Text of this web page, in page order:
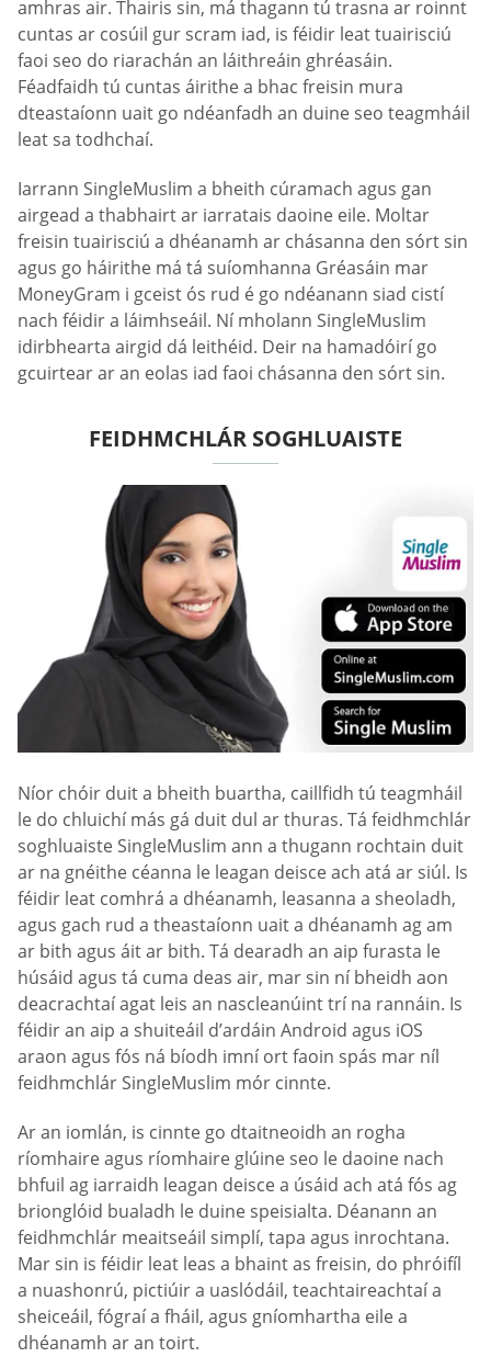
amhras air. Thairis sin, má thagann tú trasna ar roinnt
cuntas ar cosúil gur scram iad, is féidir leat tuairisciú
faoi seo do riarachán an láithreáin ghréasáin.
Féadfaidh tú cuntas áirithe a bhac freisin mura
dteastaíonn uait go ndéanfadh an duine seo teagmháil
leat sa todhchaí.
Iarrann SingleMuslim a bheith cúramach agus gan
airgead a thabhairt ar iarratais daoine eile. Moltar
freisin tuairisciú a dhéanamh ar chásanna den sórt sin
agus go háirithe má tá suíomhanna Gréasáin mar
MoneyGram i gceist ós rud é go ndéanann siad cistí
nach féidir a láimhseáil. Ní mholann SingleMuslim
idirbhearta airgid dá leithéid. Deir na hamadóirí go
gcuirtear ar an eolas iad faoi chásanna den sórt sin.
FEIDHMCHLÁR SOGHLUAISTE
Níor chóir duit a bheith buartha, caillfidh tú teagmháil
le do chluichí más gá duit dul ar thuras. Tá feidhmchlár
soghluaiste SingleMuslim ann a thugann rochtain duit
ar na gnéithe céanna le leagan deisce ach atá ar siúl. Is
féidir leat comhrá a dhéanamh, leasanna a sheoladh,
agus gach rud a theastaíonn uait a dhéanamh ag am
ar bith agus áit ar bith. Tá dearadh an aip furasta le
húsáid agus tá cuma deas air, mar sin ní bheidh aon
deacrachtaí agat leis an nascleanúint trí na rannáin. Is
féidir an aip a shuiteáil d’ardáin Android agus iOS
araon agus fós ná bíodh imní ort faoin spás mar níl
feidhmchlár SingleMuslim mór cinnte.
Ar an iomlán, is cinnte go dtaitneoidh an rogha
ríomhaire agus ríomhaire glúine seo le daoine nach
bhfuil ag iarraidh leagan deisce a úsáid ach atá fós ag
brionglóid bualadh le duine speisialta. Déanann an
feidhmchlár meaitseáil simplí, tapa agus inrochtana.
Mar sin is féidir leat leas a bhaint as freisin, do phróifíl
a nuashonrú, pictiúir a uaslódáil, teachtaireachtaí a
sheiceáil, fógraí a fháil, agus gníomhartha eile a
dhéanamh ar an toirt.